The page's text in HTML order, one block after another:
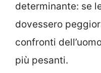
determinante: se
dovessero
confronti
più pesanti.